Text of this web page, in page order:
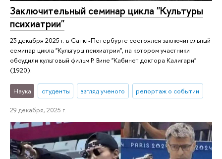
Заключительный семинар цикла "Культуры
психиатрии"
23 декабря 2025 г. в Санкт-Петербурге состоялся заключительный
семинар цикла "Культуры психиатрии", на котором участники
обсудили культовый фильм Р. Вине "Кабинет доктора Калигари"
(1920).
Наука студенты взгляд ученого репортаж о событии
29 декабря, 2025 г.